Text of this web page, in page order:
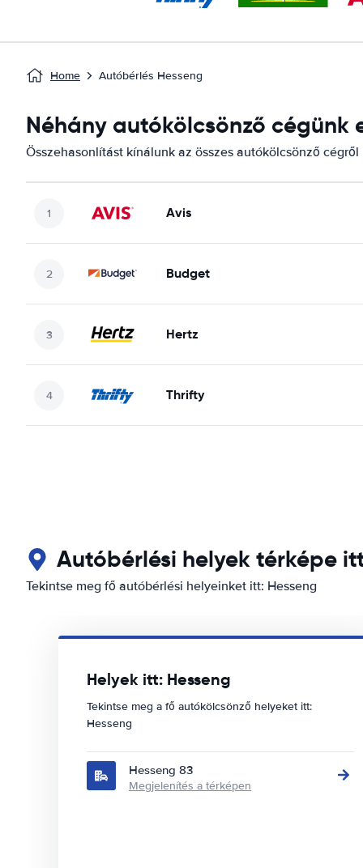
Home Autóbérlés Hesseng
Néhány autókölcsönző cégünk
Összehasonlítást kínálunk az összes autókölcsönző cégről
Avis
Budget
Hertz
Thrifty
Autóbérlési helyek térképe
Tekintse meg fő autóbérlési helyeinket itt: Hesseng
Helyek itt: Hesseng
Tekintse meg a fő autókölcsönző helyeket itt:
Hesseng
Hesseng 83
Megjelenítés a térképen